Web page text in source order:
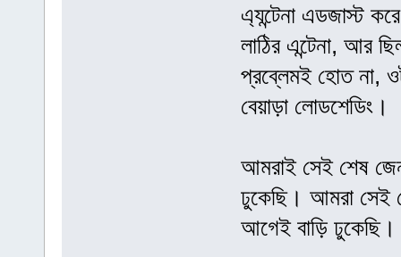
এ্যন্টেনা এডজাস্ট
লাঠির এন্টেনা, আর
প্রব্লেমই হোত না,
বেয়াড়া লোডশেডিং।
আমরাই সেই শেষ
ঢুকেছি। আমরা সেই
আগেই বাড়ি ঢুকেছি।